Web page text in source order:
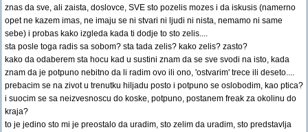
znas da sve, ali zaista, doslovce, SVE sto pozelis mozes i da iskusis (namerno
opet ne kazem imas, ne imaju se ni stvari ni ljudi ni nista, nemamo ni same
sebe) i probas kako izgleda kada ti dodje to sto zelis....
sta posle toga radis sa sobom? sta tada zelis? kako zelis? zasto?
kako da odaberem sta hocu kad u sustini znam da se sve svodi na isto, kada
znam da je potpuno nebitno da li radim ovo ili ono, 'ostvarim' trece ili deseto....
prebacim se na zivot u trenutku hiljadu posto i potpuno se oslobodim, kao ptica?
i suocim se sa neizvesnoscu do koske, potpuno, postanem freak za okolinu do
kraja?
to je jedino sto mi je preostalo da uradim, sto zelim da uradim, sto predstavlja